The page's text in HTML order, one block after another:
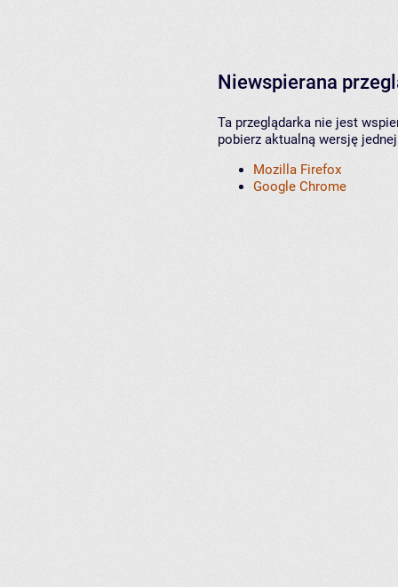
Niewspierana
Ta przeglądarka nie jest
pobierz aktualną wersję
Mozilla Firefox
Google Chrome